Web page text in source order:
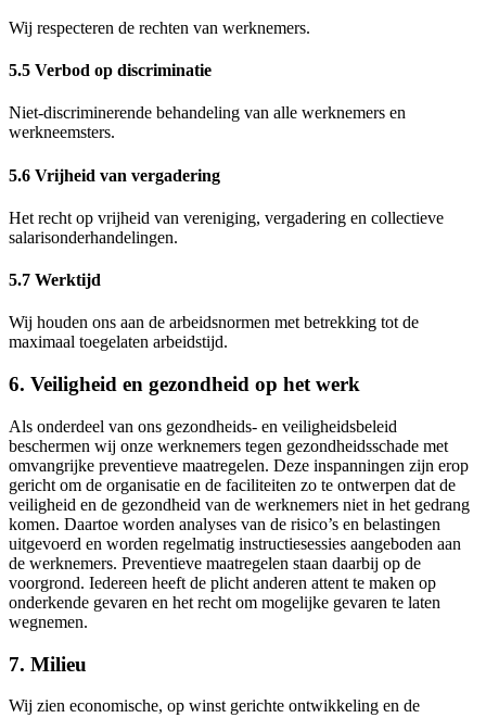
Wij respecteren de rechten van werknemers.
5.5 Verbod op discriminatie
Niet-discriminerende behandeling van alle werknemers en
werkneemsters.
5.6 Vrijheid van vergadering
Het recht op vrijheid van vereniging, vergadering en collectieve
salarisonderhandelingen.
5.7 Werktijd
Wij houden ons aan de arbeidsnormen met betrekking tot de
maximaal toegelaten arbeidstijd.
6. Veiligheid en gezondheid op het werk
Als onderdeel van ons gezondheids- en veiligheidsbeleid
beschermen wij onze werknemers tegen gezondheidsschade met
omvangrijke preventieve maatregelen. Deze inspanningen zijn erop
gericht om de organisatie en de faciliteiten zo te ontwerpen dat de
veiligheid en de gezondheid van de werknemers niet in het gedrang
komen. Daartoe worden analyses van de risico’s en belastingen
uitgevoerd en worden regelmatig instructiesessies aangeboden aan
de werknemers. Preventieve maatregelen staan daarbij op de
voorgrond. Iedereen heeft de plicht anderen attent te maken op
onderkende gevaren en het recht om mogelijke gevaren te laten
wegnemen.
7. Milieu
Wij zien economische, op winst gerichte ontwikkeling en de